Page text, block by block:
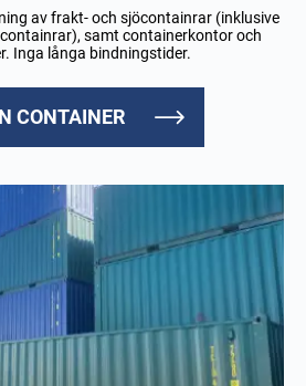
av frakt- och sjöcontainrar (inklusive
samt containerkontor och
Inga långa bindningstider.
CONTAINER